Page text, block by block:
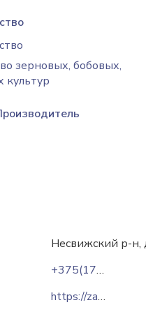
зерновых, бобовых,
культур
Несвижский р-н,
+375(1770)3-53-43
https://zao1maya.ibiz.by